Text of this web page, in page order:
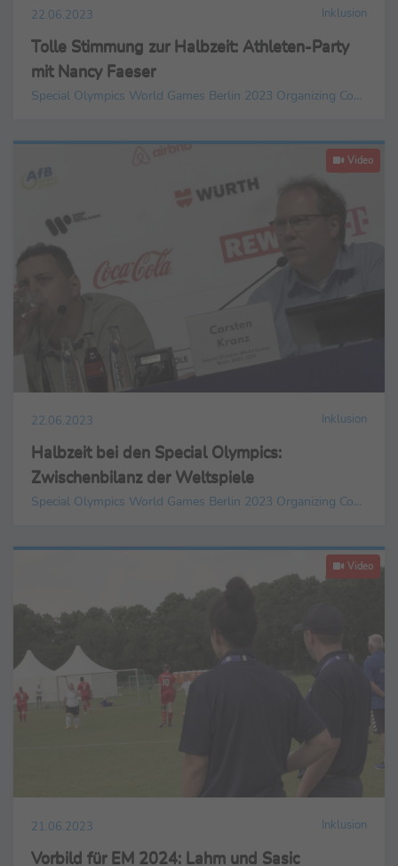
22.06.2023 Inklusion
Tolle Stimmung zur Halbzeit: Athleten-Party
mit Nancy Faeser
Special Olympics World Games Berlin 2023 Organizing Committee gGmbH
Video
22.06.2023 Inklusion
Halbzeit bei den Special Olympics:
Zwischenbilanz der Weltspiele
Special Olympics World Games Berlin 2023 Organizing Committee gGmbH
Video
21.06.2023 Inklusion
Vorbild für EM 2024: Lahm und Sasic